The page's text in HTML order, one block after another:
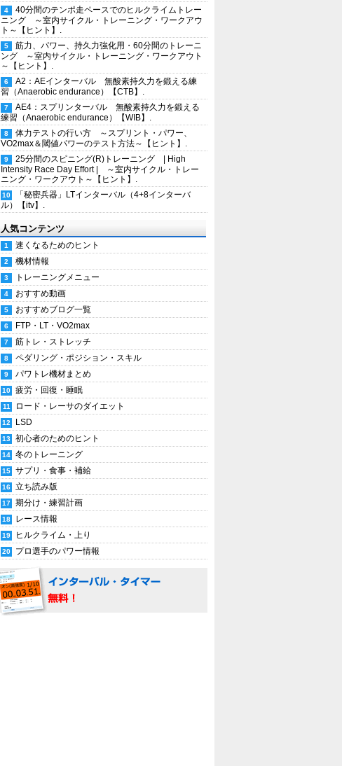
40分間のテンポ走ペースでのヒルクライムトレー
ニング ～室内サイクル・トレーニング・ワークアウ
ト～【ヒント】.
筋力、パワー、持久力強化用・60分間のトレーニ
ング ～室内サイクル・トレーニング・ワークアウト
～【ヒント】.
A2：AEインターバル 無酸素持久力を鍛える練
習（Anaerobic endurance）【CTB】.
AE4：スプリンターバル 無酸素持久力を鍛える
練習（Anaerobic endurance）【WIB】.
体力テストの行い方 ～スプリント・パワー、
VO2max＆閾値パワーのテスト方法～【ヒント】.
25分間のスピニング(R)トレーニング | High
Intensity Race Day Effort | ～室内サイクル・トレー
ニング・ワークアウト～【ヒント】.
「秘密兵器」LTインターバル（4+8インターバ
ル）【itv】.
人気コンテンツ
速くなるためのヒント
機材情報
トレーニングメニュー
おすすめ動画
おすすめブログ一覧
FTP・LT・VO2max
筋トレ・ストレッチ
ペダリング・ポジション・スキル
パワトレ機材まとめ
疲労・回復・睡眠
ロード・レーサのダイエット
LSD
初心者のためのヒント
冬のトレーニング
サプリ・食事・補給
立ち読み版
期分け・練習計画
レース情報
ヒルクライム・上り
プロ選手のパワー情報